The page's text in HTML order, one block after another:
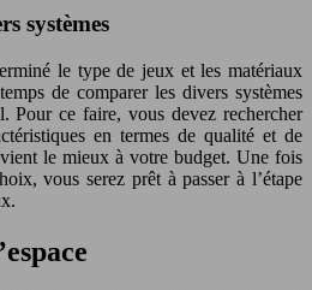
systèmes
le type de jeux et les matériaux
de comparer les divers systèmes
Pour ce faire, vous devez rechercher
en termes de qualité et de
le mieux à votre budget. Une fois
vous serez prêt à passer à l’étape